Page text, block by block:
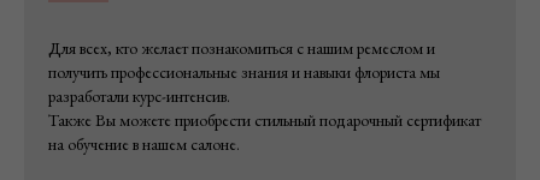
Для всех, кто желает познакомиться с нашим ремеслом и
получить профессиональные знания и навыки флориста мы
разработали курс-интенсив.
Также Вы можете приобрести стильный подарочный сертификат
на обучение в нашем салоне.